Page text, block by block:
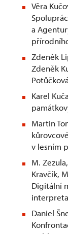
Věra
a
Zdeněk
Zdeněk
Karel
Martin
v lesním
M.
Kravčík,
Digitální
Daniel